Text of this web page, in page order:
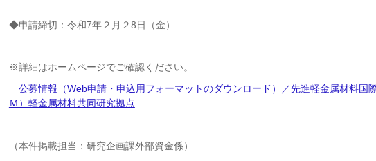
◆申請締切：令和7年２月２8日（金）
※詳細はホームページでご確認ください。
公募情報（Web申請・申込用フォーマットのダウンロード）／先進軽金属材料国
Ｍ）軽金属材料共同研究拠点
（本件掲載担当：研究企画課外部資金係）